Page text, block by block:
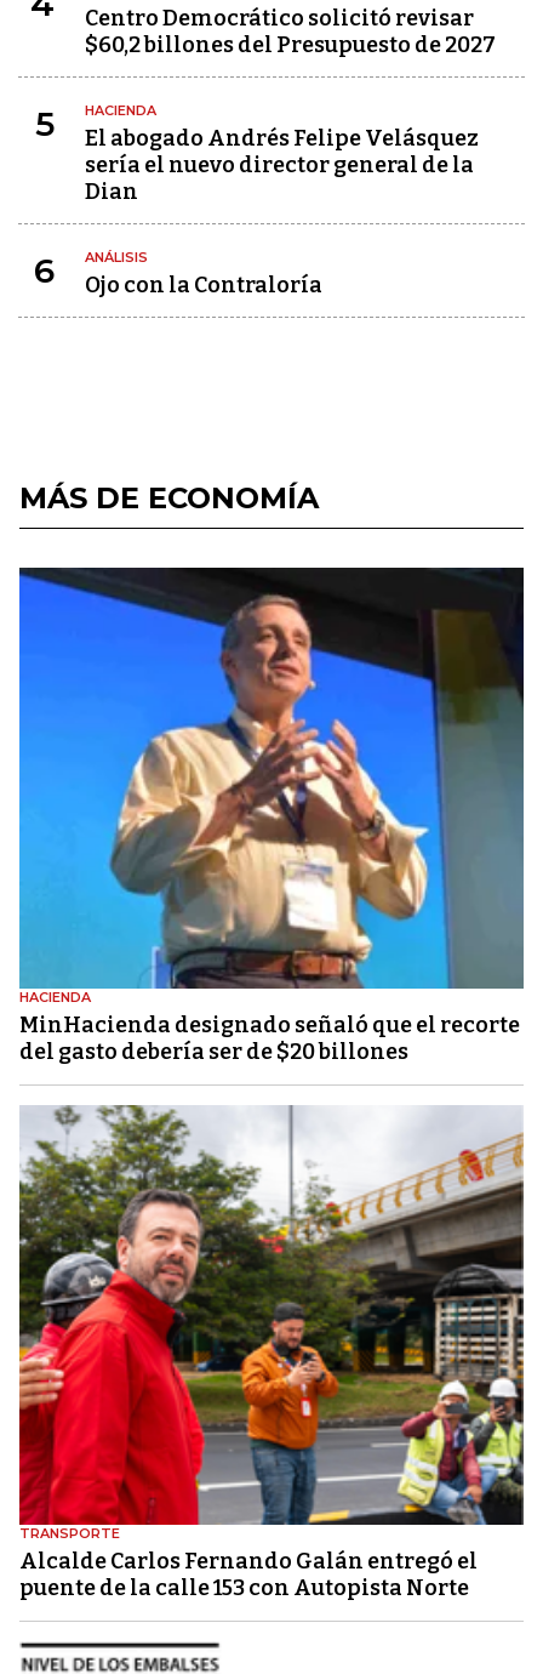
Centro Democrático solicitó revisar
$60,2 billones del Presupuesto de 2027
5 HACIENDA
El abogado Andrés Felipe Velásquez
sería el nuevo director general de la
Dian
6 ANÁLISIS
Ojo con la Contraloría
MÁS DE ECONOMÍA
HACIENDA
MinHacienda designado señaló que el recorte
del gasto debería ser de $20 billones
TRANSPORTE
Alcalde Carlos Fernando Galán entregó el
puente de la calle 153 con Autopista Norte